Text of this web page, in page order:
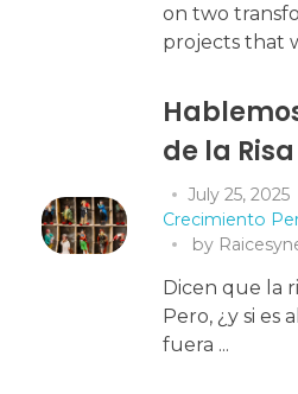
on two
projects that
de la Risa
July 25, 2025
Crecimiento
by
Dicen que la
Pero, ¿y si es
fuera ...